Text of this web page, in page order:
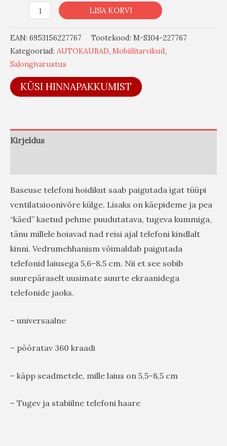
LISA KORVI
EAN: 6953156227767 Tootekood: M-S104-227767
Kategooriad: AUTOKAUBAD, Mobiilitarvikud,
Salongivarustus
KÜSI HINNAPAKKUMIST
Kirjeldus
Baseuse telefoni hoidikut saab paigutada igat tüüpi
ventilatsioonivõre külge. Lisaks on käepideme ja pea
“käed” kaetud pehme puudutatava, tugeva kummiga,
tänu millele hoiavad nad reisi ajal telefoni kindlalt
kinni. Vedrumehhanism võimaldab paigutada
telefonid laiusega 5,6–8,5 cm. Nii et see sobib
suurepäraselt uusimate suurte ekraanidega
telefonide jaoks.
– universaalne
– pööratav 360 kraadi
– käpp seadmetele, mille laius on 5,5–8,5 cm
– Tugev ja stabiilne telefoni haare